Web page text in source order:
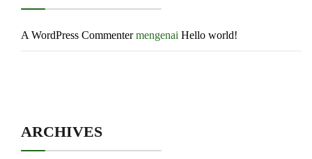
A WordPress Commentermengenai Hello world!
ARCHIVES